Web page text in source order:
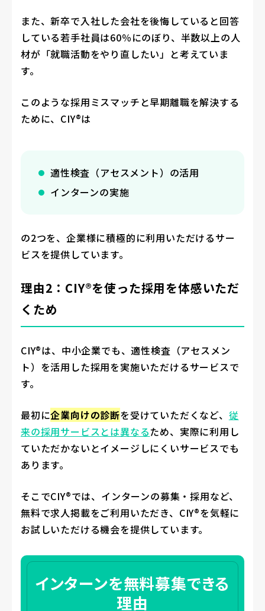
また、新卒で入社した会社を後悔していると回答
している若手社員は60％にのぼり、半数以上の人
材が「就職活動をやり直したい」と考えていま
す。
このような採用ミスマッチと早期離職を解決する
ために、CIY®は
適性検査（アセスメント）の活用
インターンの実施
の2つを、企業様に積極的に利用いただけるサー
ビスを提供しています。
理由2：CIY®を使った採用を体感いただ
くため
CIY®は、中小企業でも、適性検査（アセスメン
ト）を活用した採用を実施いただけるサービスで
す。
最初に企業向けの診断を受けていただくなど、 従
来の採用サービスとは異なるため、実際に利用し
ていただかないとイメージしにくいサービスでも
あります。
そこでCIY®では、インターンの募集・採用など、
無料で求人掲載をご利用いただき、CIY®を気軽に
お試しいただける機会を提供しています。
インターンを無料募集できる
理由